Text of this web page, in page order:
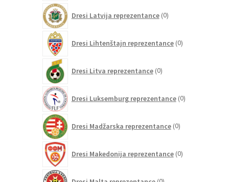
Dresi Latvija reprezentance 0izdelkov
Dresi Lihtenštajn reprezentance 0izdelkov
Dresi Litva reprezentance 0izdelkov
Dresi Luksemburg reprezentance 0izdelkov
Dresi Madžarska reprezentance 0izdelkov
Dresi Makedonija reprezentance 0izdelkov